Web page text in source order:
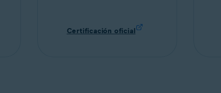
Certificación oficial